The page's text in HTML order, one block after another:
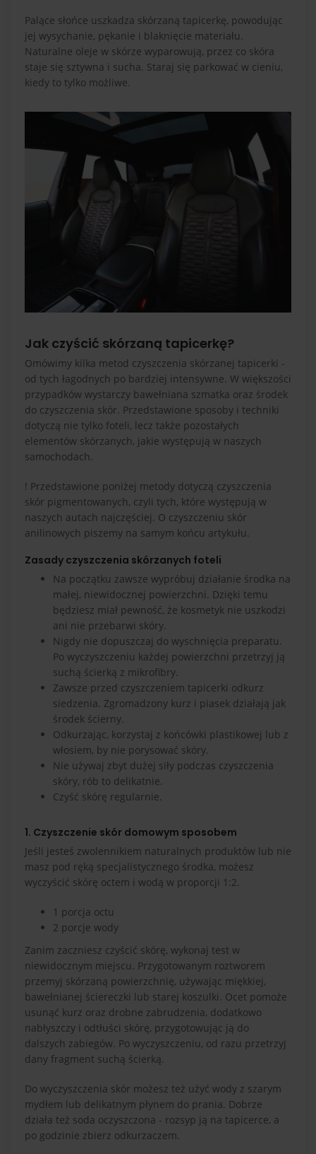
Palące słońce uszkadza skórzaną tapicerkę, powodując
jej wysychanie, pękanie i blaknięcie materiału.
Naturalne oleje w skórze wyparowują, przez co skóra
staje się sztywna i sucha. Staraj się parkować w cieniu,
kiedy to tylko możliwe.
Jak czyścić skórzaną tapicerkę?
Omówimy kilka metod czyszczenia skórzanej tapicerki -
od tych łagodnych po bardziej intensywne. W większości
przypadków wystarczy bawełniana szmatka oraz środek
do czyszczenia skór. Przedstawione sposoby i techniki
dotyczą nie tylko foteli, lecz także pozostałych
elementów skórzanych, jakie występują w naszych
samochodach.
! Przedstawione poniżej metody dotyczą czyszczenia
skór pigmentowanych, czyli tych, które występują w
naszych autach najczęściej. O czyszczeniu skór
anilinowych piszemy na samym końcu artykułu.
Zasady czyszczenia skórzanych foteli
Na początku zawsze wypróbuj działanie środka na
małej, niewidocznej powierzchni. Dzięki temu
będziesz miał pewność, że kosmetyk nie uszkodzi
ani nie przebarwi skóry.
Nigdy nie dopuszczaj do wyschnięcia preparatu.
Po wyczyszczeniu każdej powierzchni przetrzyj ją
suchą ścierką z mikrofibry.
Zawsze przed czyszczeniem tapicerki odkurz
siedzenia. Zgromadzony kurz i piasek działają jak
środek ścierny.
Odkurzając, korzystaj z końcówki plastikowej lub z
włosiem, by nie porysować skóry.
Nie używaj zbyt dużej siły podczas czyszczenia
skóry, rób to delikatnie.
Czyść skórę regularnie.
1. Czyszczenie skór domowym sposobem
Jeśli jesteś zwolennikiem naturalnych produktów lub nie
masz pod ręką specjalistycznego środka, możesz
wyczyścić skórę octem i wodą w proporcji 1:2.
1 porcja octu
2 porcje wody
Zanim zaczniesz czyścić skórę, wykonaj test w
niewidocznym miejscu. Przygotowanym roztworem
przemyj skórzaną powierzchnię, używając miękkiej,
bawełnianej ściereczki lub starej koszulki. Ocet pomoże
usunąć kurz oraz drobne zabrudzenia, dodatkowo
nabłyszczy i odtłuści skórę, przygotowując ją do
dalszych zabiegów. Po wyczyszczeniu, od razu przetrzyj
dany fragment suchą ścierką.
Do wyczyszczenia skór możesz też użyć wody z szarym
mydłem lub delikatnym płynem do prania. Dobrze
działa też soda oczyszczona - rozsyp ją na tapicerce, a
po godzinie zbierz odkurzaczem.